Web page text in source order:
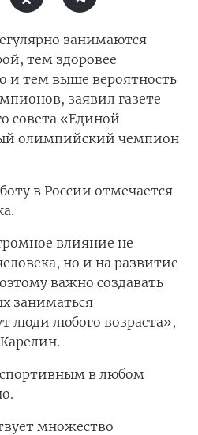
занимаются
тем здоровее
и тем выше вероятность
заявил газете
совета «Единой
олимпийский чемпион
в России отмечается
влияние не
но и на развитие
важно создавать
заниматься
люди любого возраста»,
в любом
множество